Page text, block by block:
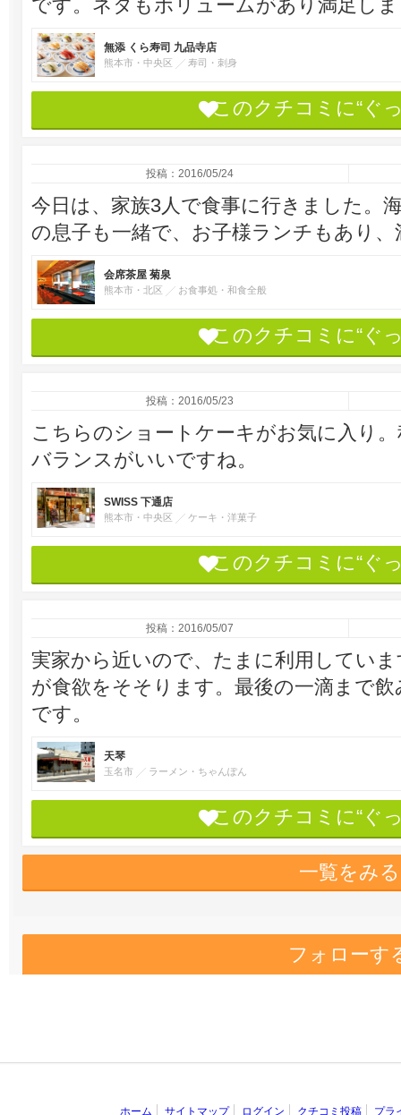
です。ネタもボリュームがあり満足し
無添 くら寿司 九品寺店
熊本市・中央区 寿司・刺身
このクチコミに“ぐ
投稿：2016/05/24
今日は、家族3人で食事に行きました。
の息子も一緒で、お子様ランチもあり
会席茶屋 菊泉
熊本市・北区 お食事処・和食全般
このクチコミに“ぐ
投稿：2016/05/23
こちらのショートケーキがお気に入り
バランスがいいですね。
SWISS 下通店
熊本市・中央区 ケーキ・洋菓子
このクチコミに“ぐ
投稿：2016/05/07
実家から近いので、たまに利用してい
が食欲をそそります。最後の一滴まで
です。
天琴
玉名市 ラーメン・ちゃんぽん
このクチコミに“ぐ
一覧をみる
フォローす
ホーム サイトマップ ログイン クチコミ投稿 プラ